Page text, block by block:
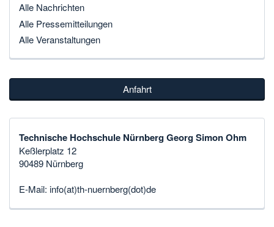
Alle Nachrichten
Alle Pressemitteilungen
Alle Veranstaltungen
Anfahrt
Technische Hochschule Nürnberg Georg Simon Ohm
Keßlerplatz 12
90489 Nürnberg
E-Mail: info(at)th-nuernberg(dot)de